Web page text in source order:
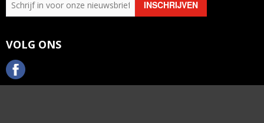
VOLG ONS